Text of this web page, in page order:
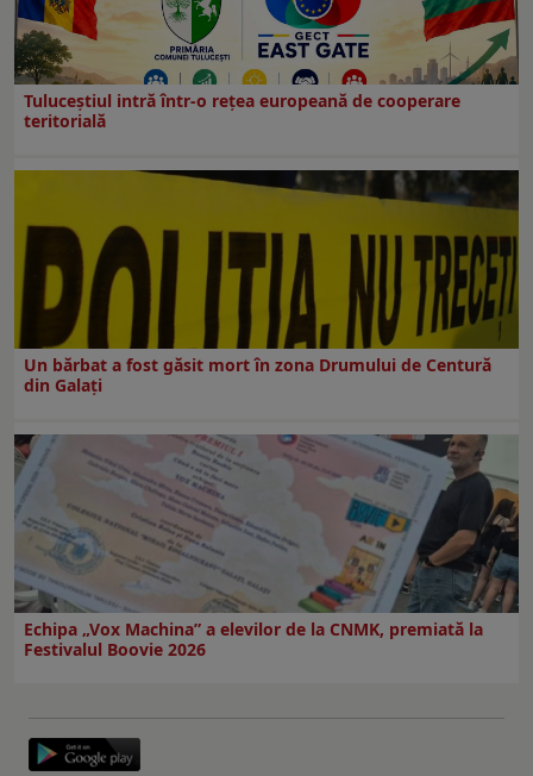
Tuluceștiul intră într-o rețea europeană de cooperare
teritorială
Un bărbat a fost găsit mort în zona Drumului de Centură
din Galați
Echipa „Vox Machina” a elevilor de la CNMK, premiată la
Festivalul Boovie 2026